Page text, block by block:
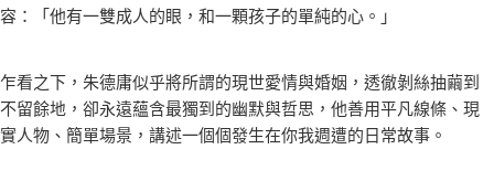
容：「他有一雙成人的眼，和一顆孩子的單純的心。」
乍看之下，朱德庸似乎將所謂的現世愛情與婚姻，透徹剝絲抽繭到
不留餘地，卻永遠蘊含最獨到的幽默與哲思，他善用平凡線條、現
實人物、簡單場景，講述一個個發生在你我週遭的日常故事。